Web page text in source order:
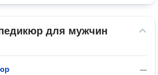
для мужчин
—